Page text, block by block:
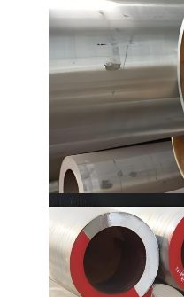
Yüksek Basınçlı Silindir
Boruları
Gaz Tüpü Dikişsiz
ASTM A519 Dikişsiz